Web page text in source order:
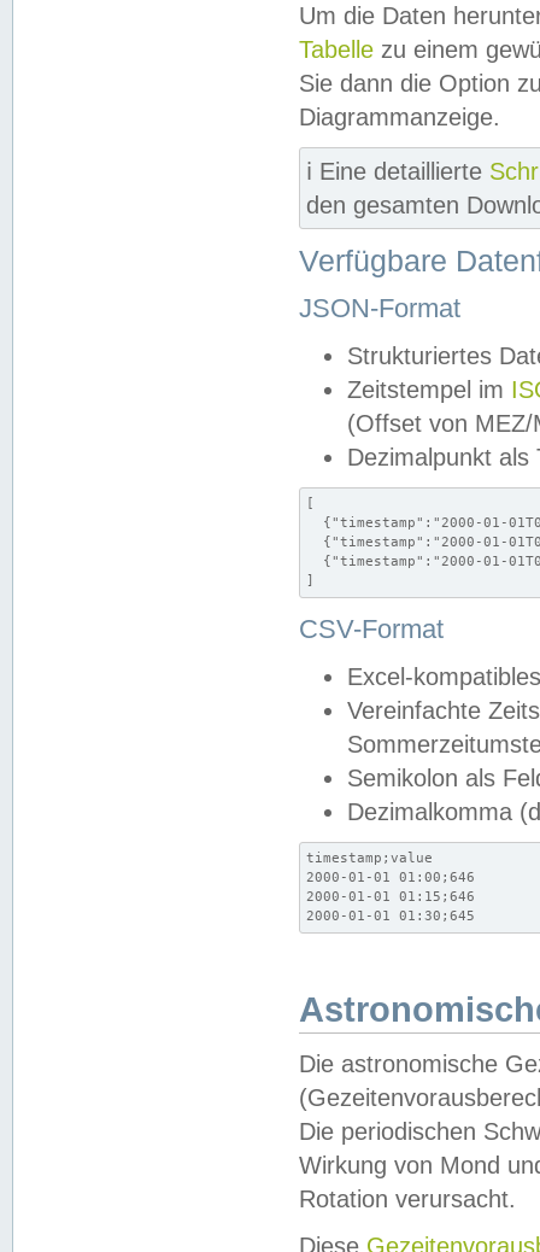
Um die Daten
Tabelle zu einem
Sie dann die Option
Diagrammanzeige.
ℹ️ Eine detaillierte
den gesamten
Verfügbare
JSON-Format
Strukturiertes
Zeitstempel im
(Offset von MEZ/
Dezimalpunkt als
[
{"timestamp":"2000-01-
{"timestamp":"2000-01-
{"timestamp":"2000-01-
]
CSV-Format
Excel-
Vereinfachte
Semikolon als
Dezimalkomma
timestamp;value
2000-01-01 01:00;646
2000-01-01 01:15;646
2000-01-01 01:30;645
Die astronomische
Die periodischen
Wirkung von Mond
Rotation verursacht.
Diese